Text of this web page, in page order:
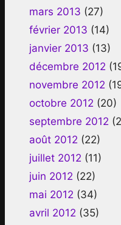
mars 2013 (27)
février 2013 (14)
janvier 2013 (13)
décembre 2012
novembre 2012
octobre 2012 (20)
septembre 2012
août 2012 (22)
juillet 2012 (11)
juin 2012 (22)
mai 2012 (34)
avril 2012 (35)